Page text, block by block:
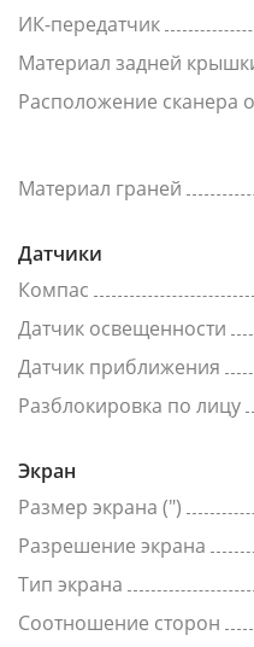
ИК-передатчик
Материал задней
Расположение сканера
Материал граней
Датчики
Компас
Датчик освещенности
Датчик приближения
Разблокировка по лицу
Экран
Размер экрана (")
Разрешение экрана
Тип экрана
Соотношение сторон